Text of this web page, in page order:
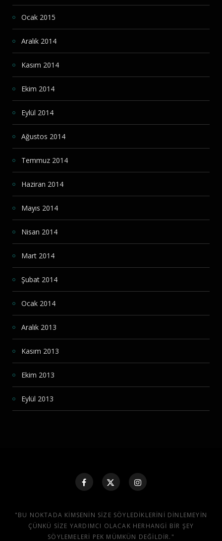
Ocak 2015
Aralık 2014
Kasım 2014
Ekim 2014
Eylül 2014
Ağustos 2014
Temmuz 2014
Haziran 2014
Mayıs 2014
Nisan 2014
Mart 2014
Şubat 2014
Ocak 2014
Aralık 2013
Kasım 2013
Ekim 2013
Eylül 2013
"BU NOKTADA KIMSENIN SIZE SÖYLEDIKLERINI DINLEMEYIN
ÇÜNKÜ SIZE YARDIMCI OLACAK HERHANGI BIR ŞEY
SÖYLEMELERI PEK MÜMKÜN DEĞILDIR."